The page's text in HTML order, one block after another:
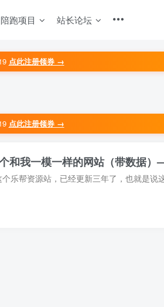
陪跑项目 站长论坛
点此注册领券 →
点此注册领券 →
和我一模一样的网站（带数据